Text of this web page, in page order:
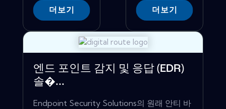
더보기 더보기
엔드 포인트 감지 및 응답 (EDR)
솔�...
Endpoint Security Solutions의 원래 안티 바